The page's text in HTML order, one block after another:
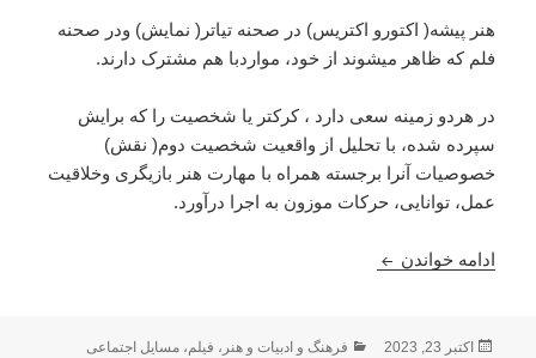
هنر پیشه( اکتورو اکتریس) در صحنه تیاتر( نمایش) ودر صحنه
فلم که ظاهر میشوند از خود، مواردبا هم مشترک دارند.
در هردو زمینه سعی دارد ، کرکتر یا شخصیت را كه برایش
سپرده شده، با تحلیل از واقعیت شخصیت دوم( نقش)
خصوصیات آنرا برجسته همراه با مهارت هنر بازیگری وخلاقیت
عمل، توانایی، حرکات موزون به اجرا درآورد.
ادامه خواندن هنر پیشه_ شخصیت دوم « عزیز فروغ »: موسی
ارسال
اکتبر 23, 2023 دسته‌ها
فرهنگ و ادبیات و هنر ، فیلم،مسایل اجتماعی